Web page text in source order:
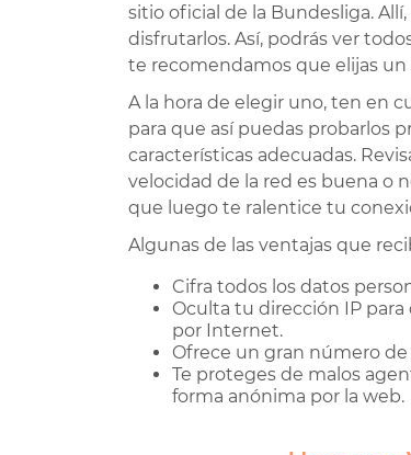
sitio oficial de la Bundesliga.
disfrutarlos. Así, podrás ver
te recomendamos que elijas
A la hora de elegir uno, ten en
para que así puedas probarlos
características adecuadas.
velocidad de la red es buena o
que luego te ralentice tu
Algunas de las ventajas que
Cifra todos los datos
Oculta tu dirección IP
por Internet.
Ofrece un gran número de
Te proteges de malos
forma anónima por la web.